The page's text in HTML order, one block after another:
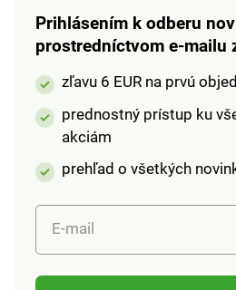
Prihlásením k odberu
prostredníctvom e-mailu
zľavu 6 EUR na prvú
prednostný prístup ku
akciám
prehľad o všetkých
E-mail